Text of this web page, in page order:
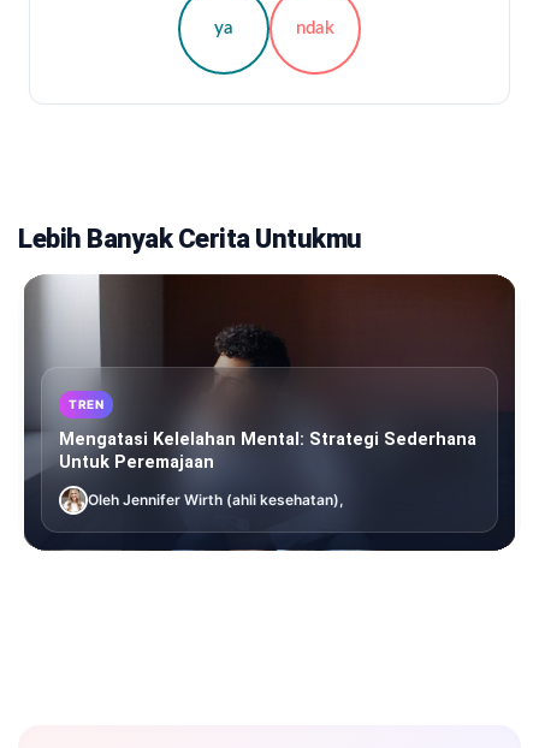
ya ndak
Lebih Banyak Cerita Untukmu
TREN
Mengatasi Kelelahan Mental: Strategi Sederhana
Untuk Peremajaan
Oleh Jennifer Wirth (ahli kesehatan),